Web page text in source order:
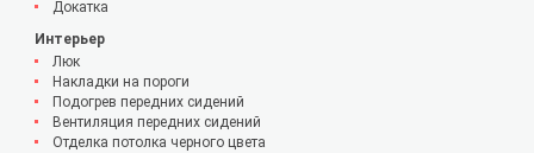
Докатка
Интерьер
Люк
Накладки на пороги
Подогрев передних сидений
Вентиляция передних сидений
Отделка потолка черного цвета